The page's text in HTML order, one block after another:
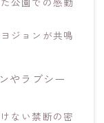
ジョンが共鳴
やラブシー
ない禁断の密